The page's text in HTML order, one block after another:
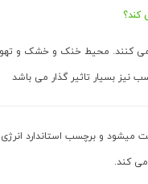
کند؟
بستگی به شرایط و محیطی که در آن هستند دارد و معمولا
نیز بسیار تاثیر گذار می باشد
میشود و برچسب استاندارد
می کند.